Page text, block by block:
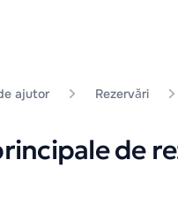
ajutor Rezervări
de